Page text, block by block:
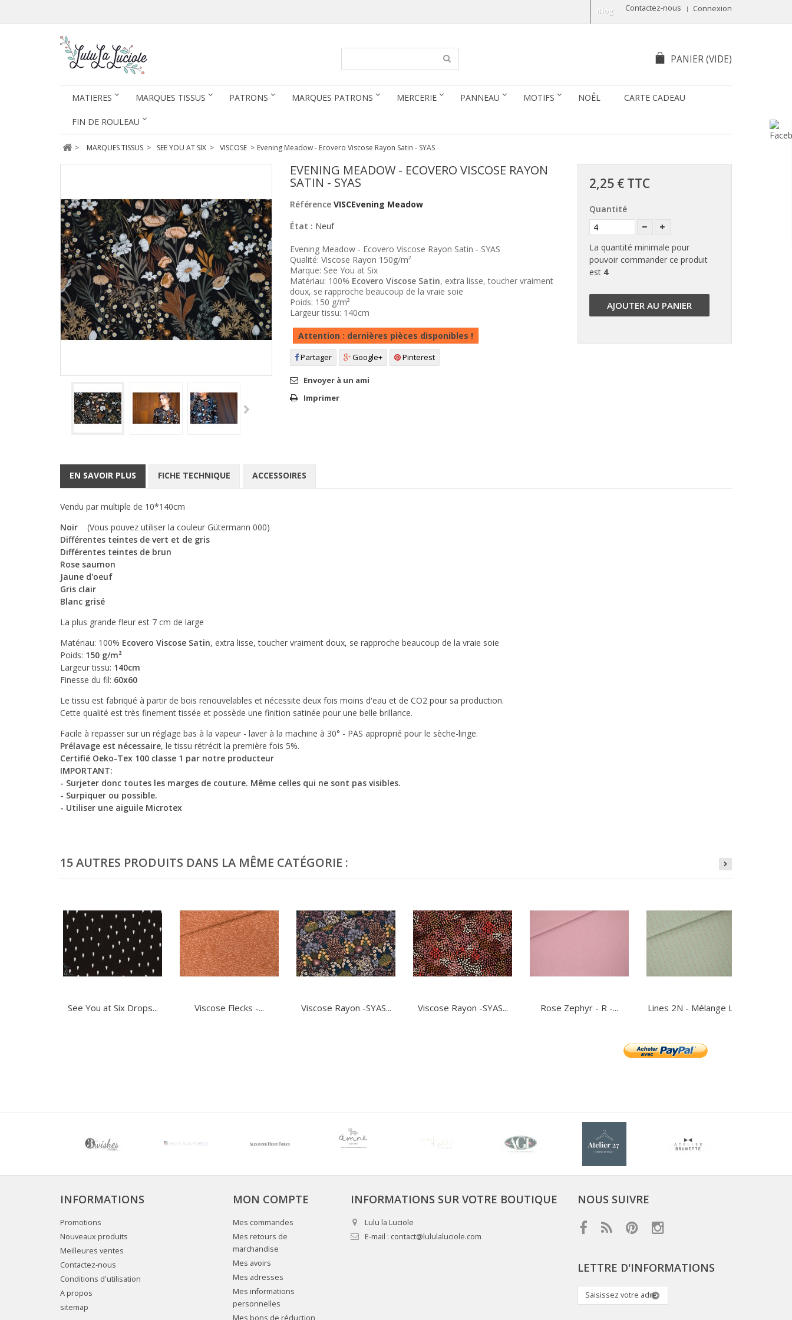
Connexion
Contactez-nous
Blog
PANIER(VIDE)
MATIERES MARQUES TISSUS PATRONS MARQUES PATRONS MERCERIE PANNEAU MOTIFS NOÊL CARTE CADEAU
FIN DE ROULEAU
> MARQUES TISSUS > SEE YOU AT SIX > VISCOSE > Evening Meadow - Ecovero Viscose Rayon Satin - SYAS
EVENING MEADOW - ECOVERO VISCOSE RAYON
SATIN - SYAS
Référence VISCEvening Meadow
État : Neuf
Evening Meadow - Ecovero Viscose Rayon Satin - SYAS
Qualité: Viscose Rayon 150g/m²
Marque: See You at Six
Matériau: 100% Ecovero Viscose Satin, extra lisse, toucher vraiment
doux, se rapproche beaucoup de la vraie soie
Poids: 150 g/m²
Largeur tissu: 140cm
Attention : dernières pièces disponibles !
Partager Google+ Pinterest
Envoyer à un ami
Imprimer
2,25 €TTC
Quantité
La quantité minimale pour
pouvoir commander ce produit
est 4
AJOUTER AU PANIER
EN SAVOIR PLUS FICHE TECHNIQUE ACCESSOIRES
Vendu par multiple de 10*140cm
Noir (Vous pouvez utiliser la couleur Gütermann 000)
Différentes teintes de vert et de gris
Différentes teintes de brun
Rose saumon
Jaune d'oeuf
Gris clair
Blanc grisé
La plus grande fleur est 7 cm de large
Matériau: 100% Ecovero Viscose Satin, extra lisse, toucher vraiment doux, se rapproche beaucoup de la vraie soie
Poids: 150 g/m²
Largeur tissu: 140cm
Finesse du fil: 60x60
Le tissu est fabriqué à partir de bois renouvelables et nécessite deux fois moins d'eau et de CO2 pour sa production.
Cette qualité est très finement tissée et possède une finition satinée pour une belle brillance.
Facile à repasser sur un réglage bas à la vapeur - laver à la machine à 30° - PAS approprié pour le sèche-linge.
Prélavage est nécessaire, le tissu rétrécit la première fois 5%.
Certifié Oeko-Tex 100 classe 1 par notre producteur
IMPORTANT:
- Surjeter donc toutes les marges de couture. Même celles qui ne sont pas visibles.
- Surpiquer ou possible.
- Utiliser une aiguile Microtex
15 AUTRES PRODUITS DANS LA MÊME CATÉGORIE :
See You at Six Drops... Viscose Flecks -... Viscose Rayon -SYAS... Viscose Rayon -SYAS... Rose Zephyr - R -... Lines 2N - Mélange Lin...
INFORMATIONS
Promotions
Nouveaux produits
Meilleures ventes
Contactez-nous
Conditions d'utilisation
A propos
sitemap
MON COMPTE
Mes commandes
Mes retours de
marchandise
Mes avoirs
Mes adresses
Mes informations
personnelles
Mes bons de réduction
INFORMATIONS SUR VOTRE BOUTIQUE
Lulu la Luciole
E-mail : contact@lululaluciole.com
NOUS SUIVRE
LETTRE D'INFORMATIONS